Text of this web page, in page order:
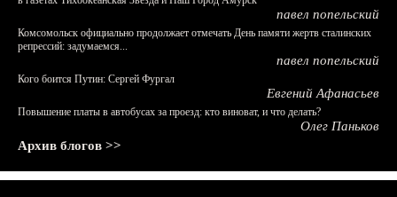
павел попельский
Комсомольск официально продолжает отмечать День памяти жертв сталинских
репрессий: задумаемся...
павел попельский
Кого боится Путин: Сергей Фургал
Евгений Афанасьев
Повышение платы в автобусах за проезд: кто виноват, и что делать?
Олег Паньков
Архив блогов >>